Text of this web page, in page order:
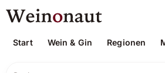
Start Wein & Gin Regionen